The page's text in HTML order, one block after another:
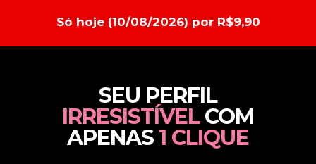
Só hoje (10/08/2026) por R$9,90
SEU PERFIL
IRRESISTÍVELCOM
APENAS 1 CLIQUE